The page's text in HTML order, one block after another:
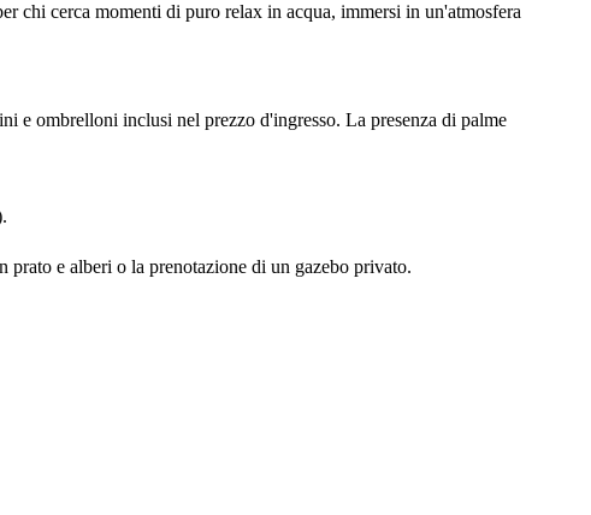
chi cerca momenti di puro relax in acqua, immersi in un'atmosfera
e ombrelloni inclusi nel prezzo d'ingresso. La presenza di palme
prato e alberi o la prenotazione di un gazebo privato.